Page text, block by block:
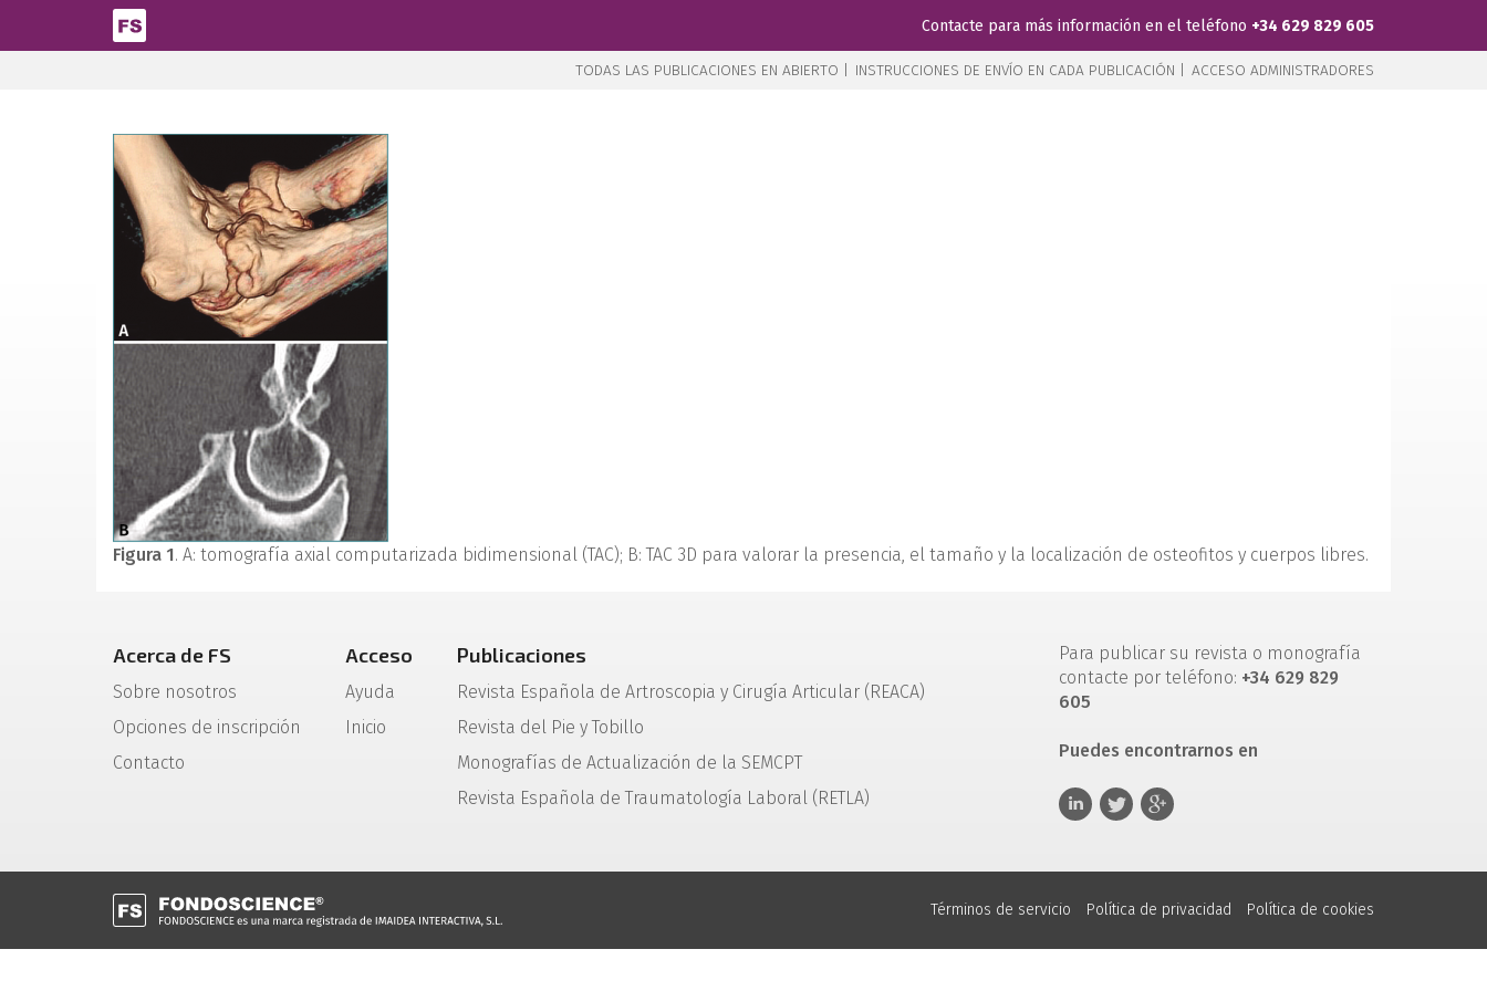
Pasar al contenido principal
Contacte para más información en el teléfono +34 629 829 605
TODAS LAS PUBLICACIONES EN ABIERTO | INSTRUCCIONES DE ENVÍO EN CADA PUBLICACIÓN | ACCESO ADMINISTRADORES
Figura 1. A: tomografía axial computarizada bidimensional (TAC); B: TAC 3D para valorar la presencia, el tamaño y la localización de osteofitos y cuerpos libres.
Acerca de FS
Sobre nosotros
Opciones de inscripción
Contacto
Acceso
Ayuda
Inicio
Publicaciones
Revista Española de Artroscopia y Cirugía Articular (REACA)
Revista del Pie y Tobillo
Monografías de Actualización de la SEMCPT
Revista Española de Traumatología Laboral (RETLA)
Para publicar su revista o monografía
contacte por teléfono: +34 629 829
605
Puedes encontrarnos en
Términos de servicio Política de privacidad Política de cookies